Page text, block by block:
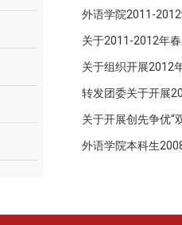
外语学院2011-
关于2011-2012年
关于组织开展2012
转发团委关于开展
关于开展创先争优“
外语学院本科生